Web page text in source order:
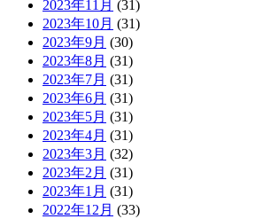
2023年11月 (31)
2023年10月 (31)
2023年9月 (30)
2023年8月 (31)
2023年7月 (31)
2023年6月 (31)
2023年5月 (31)
2023年4月 (31)
2023年3月 (32)
2023年2月 (31)
2023年1月 (31)
2022年12月 (33)